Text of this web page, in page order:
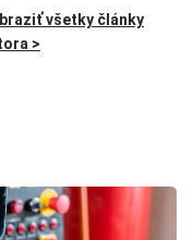
všetky články
>